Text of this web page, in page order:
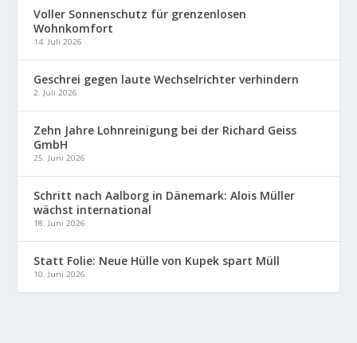
Voller Sonnenschutz für grenzenlosen
Wohnkomfort
14. Juli 2026
Geschrei gegen laute Wechselrichter verhindern
2. Juli 2026
Zehn Jahre Lohnreinigung bei der Richard Geiss
GmbH
25. Juni 2026
Schritt nach Aalborg in Dänemark: Alois Müller
wächst international
18. Juni 2026
Statt Folie: Neue Hülle von Kupek spart Müll
10. Juni 2026